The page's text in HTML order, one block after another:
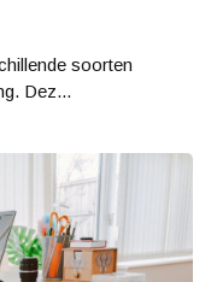
soorten
Dez...